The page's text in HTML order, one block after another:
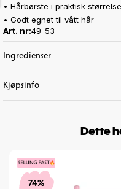
• Hårbørste i praktisk størrelse
• Godt egnet til vått hår
Art. nr:49-53
Ingredienser
Kjøpsinfo
Dette
74%